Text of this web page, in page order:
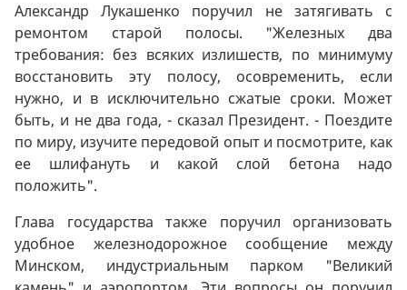
Александр Лукашенко поручил не затягивать с
ремонтом старой полосы. "Железных два
требования: без всяких излишеств, по минимуму
восстановить эту полосу, осовременить, если
нужно, и в исключительно сжатые сроки. Может
быть, и не два года, - сказал Президент. - Поездите
по миру, изучите передовой опыт и посмотрите, как
ее шлифануть и какой слой бетона надо
положить".
Глава государства также поручил организовать
удобное железнодорожное сообщение между
Минском, индустриальным парком "Великий